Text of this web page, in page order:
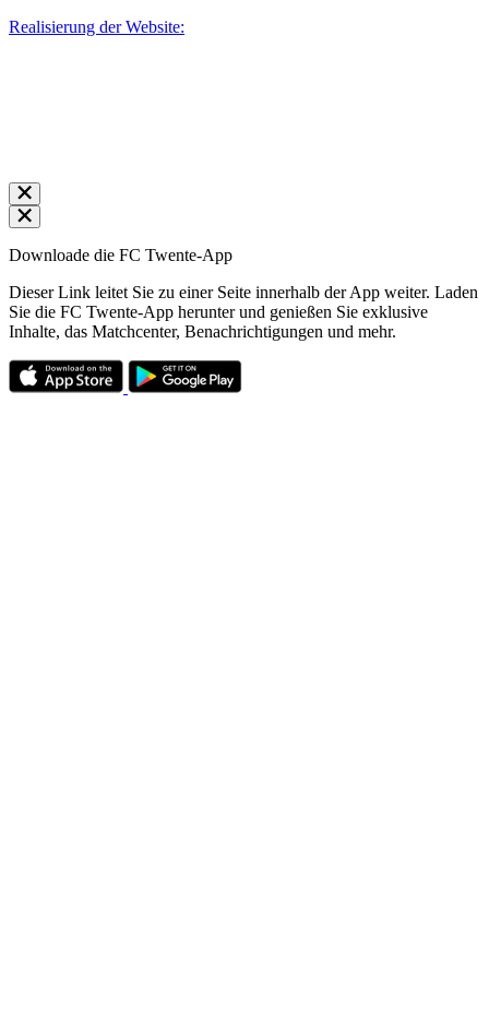
Realisierung der Website:
Downloade die FC Twente-App
Dieser Link leitet Sie zu einer Seite innerhalb der App weiter. Laden
Sie die FC Twente-App herunter und genießen Sie exklusive
Inhalte, das Matchcenter, Benachrichtigungen und mehr.